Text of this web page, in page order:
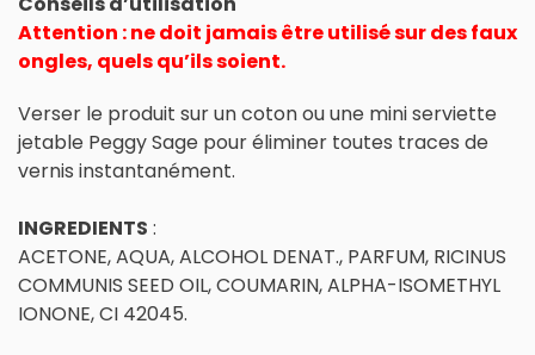
Attention : ne doit jamais être utilisé sur des faux
ongles, quels qu’ils soient.
Verser le produit sur un coton ou une mini serviette
jetable Peggy Sage pour éliminer toutes traces de
vernis instantanément.
INGREDIENTS :
ACETONE, AQUA, ALCOHOL DENAT., PARFUM, RICINUS
COMMUNIS SEED OIL, COUMARIN, ALPHA-ISOMETHYL
IONONE, CI 42045.